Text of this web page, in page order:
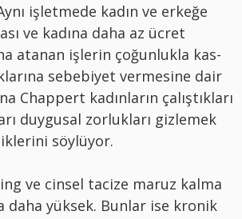
işletmede kadın ve erkeğe
ve kadına daha az ücret
atanan işlerin çoğunlukla kas-
sebebiyet vermesine dair
Chappert kadınların çalıştıkları
duygusal zorlukları gizlemek
söylüyor.
ve cinsel tacize maruz kalma
daha yüksek. Bunlar ise kronik